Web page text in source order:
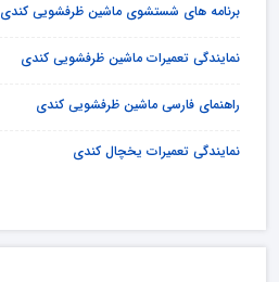
برنامه های شستشوی ماشین ظرفشویی کندی
نمایندگی تعمیرات ماشین ظرفشویی کندی
راهنمای فارسی ماشین ظرفشویی کندی
نمایندگی تعمیرات یخچال کندی